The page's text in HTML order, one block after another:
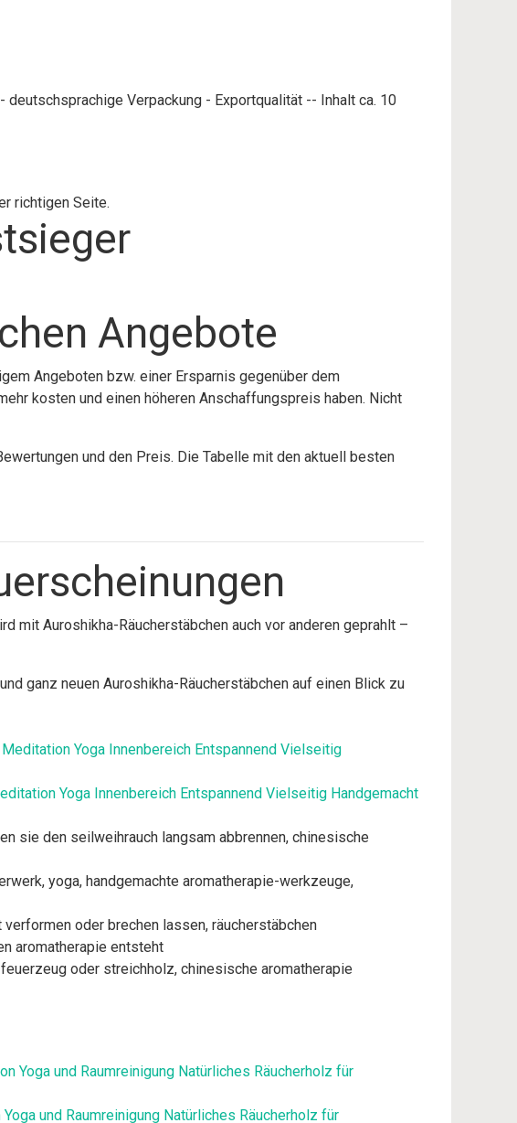
Verpackung - Exportqualität -- Inhalt ca. 10
richtigen Seite.
Angebote
Angeboten bzw. einer Ersparnis gegenüber dem
kosten und einen höheren Anschaffungspreis haben. Nicht
und den Preis. Die Tabelle mit den aktuell besten
mit Auroshikha-Räucherstäbchen auch vor anderen geprahlt –
ganz neuen Auroshikha-Räucherstäbchen auf einen Blick zu
Yoga Innenbereich Entspannend Vielseitig Handgemacht
sie den seilweihrauch langsam abbrennen, chinesische
yoga, handgemachte aromatherapie-werkzeuge,
oder brechen lassen, räucherstäbchen
aromatherapie entsteht
oder streichholz, chinesische aromatherapie
und Raumreinigung Natürliches Räucherholz für